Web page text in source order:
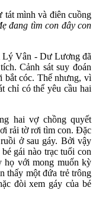
tát mình và điên cuồng
đang tìm con đây con
Lý Vân - Dư Lương đã
Cảnh sát suy đoán
bắt cóc. Thế nhưng, vì
chỉ có thể yêu cầu hai
hai vợ chồng quyết
rải tờ rơi tìm con. Đặc
ở sau gáy. Bởi vậy
gái nào trạc tuổi con
họ với mong muốn kỳ
thấy một đứa trẻ trông
đòi xem gáy của bé